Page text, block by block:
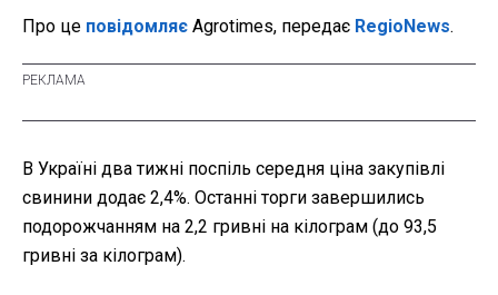
Про це повідомляє Agrotimes, передає RegioNews.
В Україні два тижні поспіль середня ціна закупівлі
свинини додає 2,4%. Останні торги завершились
подорожчанням на 2,2 гривні на кілограм (до 93,5
гривні за кілограм).